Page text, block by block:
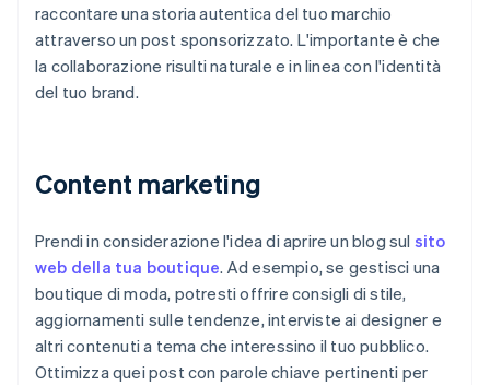
raccontare una storia autentica del tuo marchio
attraverso un post sponsorizzato. L'importante è che
la collaborazione risulti naturale e in linea con l'identità
del tuo brand.
Content marketing
Prendi in considerazione l'idea di aprire un blog sul sito
web della tua boutique. Ad esempio, se gestisci una
boutique di moda, potresti offrire consigli di stile,
aggiornamenti sulle tendenze, interviste ai designer e
altri contenuti a tema che interessino il tuo pubblico.
Ottimizza quei post con parole chiave pertinenti per